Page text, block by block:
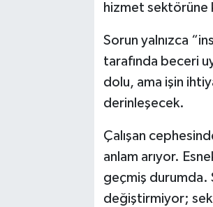
hizmet sektörüne
Sorun yalnızca
tarafında beceri
dolu, ama işin
derinleşecek.
Çalışan
anlam arıyor.
geçmiş durumda.
değiştirmiyor;